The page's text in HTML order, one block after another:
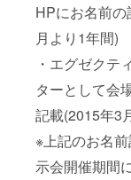
HPにお名前の
月より1年間)
・エグゼクテ
ターとして会
記載(2015年3
※上記のお名
示会開催期間